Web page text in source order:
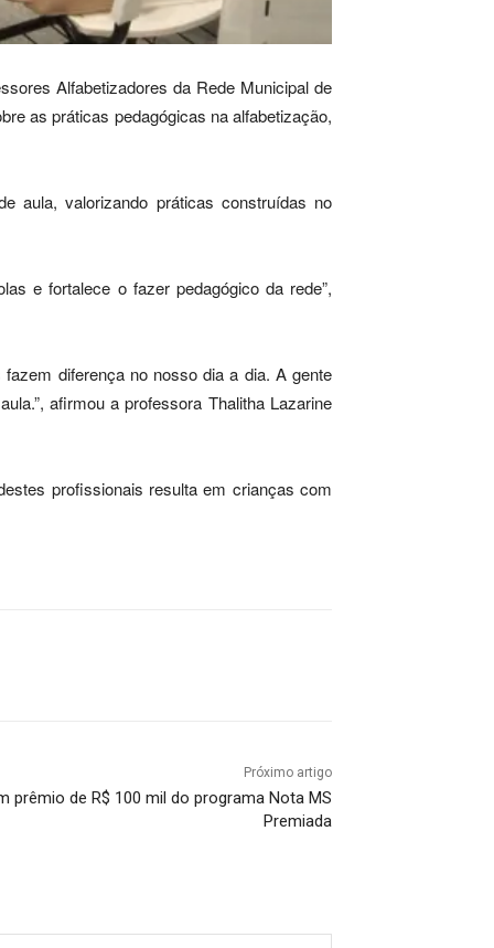
Alfabetizadores da Rede Municipal de
as práticas pedagógicas na alfabetização,
aula, valorizando práticas construídas no
e fortalece o fazer pedagógico da rede”,
diferença no nosso dia a dia. A gente
afirmou a professora Thalitha Lazarine
profissionais resulta em crianças com
Próximo artigo
prêmio de R$ 100 mil do programa Nota MS
Premiada